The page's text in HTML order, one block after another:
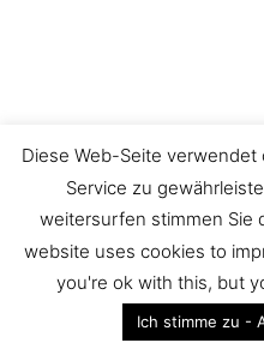
© 2026 Fewo-
Diese Web-Seite
Service zu
weitersurfen stimmen Sie
website uses cookies to
you're ok with this, but
Ich stimme zu -